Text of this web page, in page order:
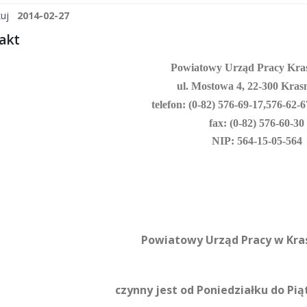
2014-02-27
Powiatowy Urząd Pracy
ul. Mostowa 4, 22-300
telefon: (0-82) 576-69-17,576-62-
fax: (0-82) 576-60-30
NIP: 564-15-05-564
Powiatowy Urząd Pracy w
czynny jest od Poniedziałku do